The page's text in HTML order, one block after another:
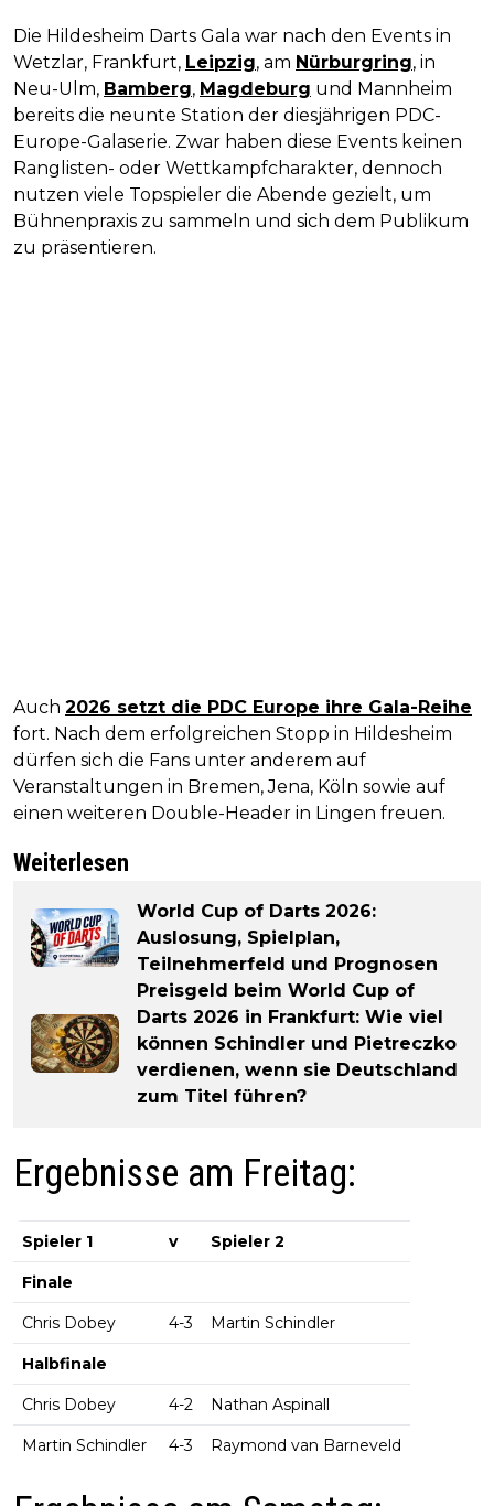
Die Hildesheim Darts Gala war nach den Events in
Wetzlar, Frankfurt, Leipzig, am Nürburgring, in
Neu-Ulm, Bamberg, Magdeburg und Mannheim
bereits die neunte Station der diesjährigen PDC-
Europe-Galaserie. Zwar haben diese Events keinen
Ranglisten- oder Wettkampfcharakter, dennoch
nutzen viele Topspieler die Abende gezielt, um
Bühnenpraxis zu sammeln und sich dem Publikum
zu präsentieren.
Auch 2026 setzt die PDC Europe ihre Gala-Reihe
fort. Nach dem erfolgreichen Stopp in Hildesheim
dürfen sich die Fans unter anderem auf
Veranstaltungen in Bremen, Jena, Köln sowie auf
einen weiteren Double-Header in Lingen freuen.
Weiterlesen
World Cup of Darts 2026:
Auslosung, Spielplan,
Teilnehmerfeld und Prognosen
Preisgeld beim World Cup of
Darts 2026 in Frankfurt: Wie viel
können Schindler und Pietreczko
verdienen, wenn sie Deutschland
zum Titel führen?
Ergebnisse am Freitag:
Spieler 1 v Spieler 2
Finale
Chris Dobey 4-3 Martin Schindler
Halbfinale
Chris Dobey 4-2 Nathan Aspinall
Martin Schindler 4-3 Raymond van Barneveld